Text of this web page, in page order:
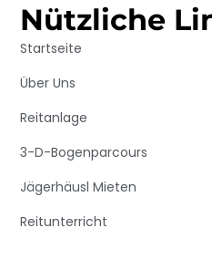
Nützliche
Startseite
Über Uns
Reitanlage
3-D-Bogenparcours
Jägerhäusl Mieten
Reitunterricht